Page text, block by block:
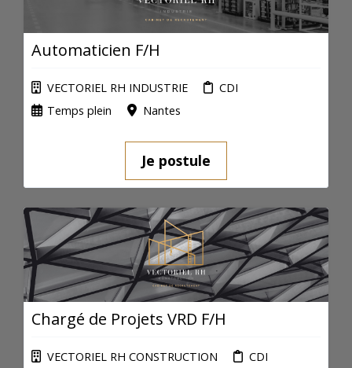
Automaticien F/H
VECTORIEL RH INDUSTRIE
CDI
Temps plein
Nantes
Je postule
Chargé de Projets VRD F/H
VECTORIEL RH CONSTRUCTION
CDI